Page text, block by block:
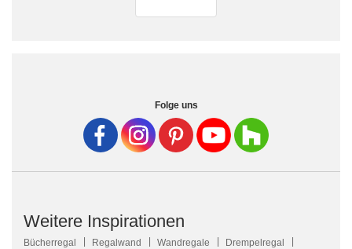
Folge uns
Weitere Inspirationen
Bücherregal Regalwand Wandregale
Drempelregal